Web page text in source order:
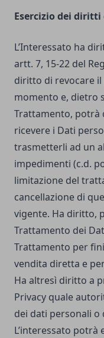
Esercizio dei diritti
L’Interessato ha
artt. 7, 15-22 del
diritto di revocare
momento e, dietro
Trattamento, potrà
ricevere i Dati
trasmetterli ad un
impedimenti (c.d.
limitazione del
cancellazione di
vigente. Ha diritto,
Trattamento dei
Trattamento per
vendita diretta e
Ha altresì diritto a
Privacy quale
dei dati personali
L’interessato